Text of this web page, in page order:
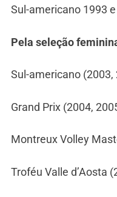
Sul-americano 1993
Pela seleção
Sul-americano (2003,
Grand Prix (2004,
Montreux Volley
Troféu Valle d’Aosta